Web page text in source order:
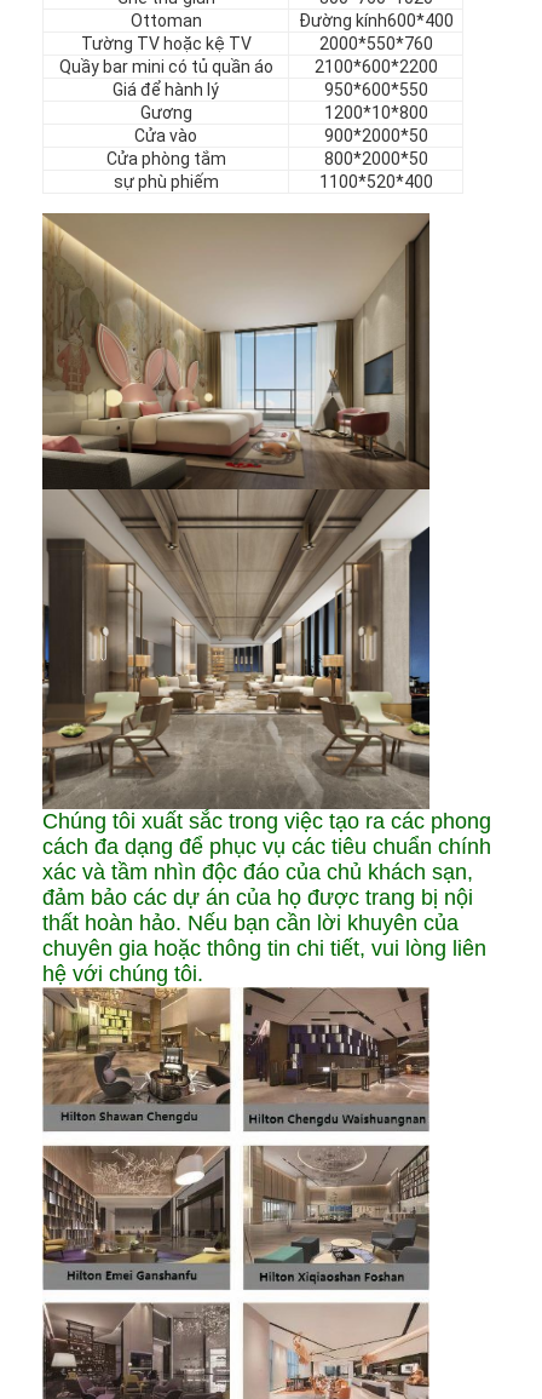
nội thất khách sạn
Đồ nội thất biệt thự
Đồ nội thất căn hộ
Đồ nội thất câu lạc bộ thương mại
Nội thất văn phòng
Đồ đạc cố định
Nội thất bọc da
Ottoman
Đường kính600*400
Tường TV hoặc kệ TV
2000*550*760
Quầy bar mini có tủ quần áo
2100*600*2200
Giá để hành lý
950*600*550
Gương
1200*10*800
Cửa vào
900*2000*50
Cửa phòng tắm
800*2000*50
sự phù phiếm
1100*520*400
Chúng tôi xuất sắc trong việc tạo ra các phong
cách đa dạng để phục vụ các tiêu chuẩn chính
xác và tầm nhìn độc đáo của chủ khách sạn,
đảm bảo các dự án của họ được trang bị nội
thất hoàn hảo. Nếu bạn cần lời khuyên của
chuyên gia hoặc thông tin chi tiết, vui lòng liên
hệ với chúng tôi.